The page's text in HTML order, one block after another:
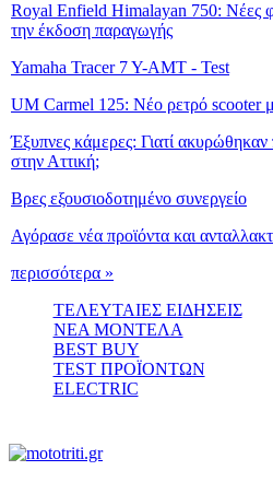
Royal Enfield Himalayan 750: Νέες
την έκδοση παραγωγής
Yamaha Tracer 7 Y-AMT - Test
UM Carmel 125: Νέο ρετρό scooter
Έξυπνες κάμερες: Γιατί
στην Αττική;
Βρες εξουσιοδοτημένο συνεργείο
Αγόρασε νέα προϊόντα και
περισσότερα »
ΤΕΛΕΥΤΑΙΕΣ ΕΙΔΗΣΕΙΣ
ΝΕΑ ΜΟΝΤΕΛΑ
BEST BUY
TEST ΠΡΟΪΟΝΤΩΝ
ELECTRIC